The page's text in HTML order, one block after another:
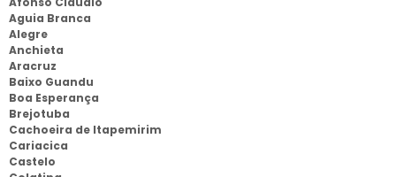
Aguia Branca
Alegre
Anchieta
Aracruz
Baixo Guandu
Boa Esperança
Brejotuba
Cachoeira de Itapemirim
Cariacica
Castelo